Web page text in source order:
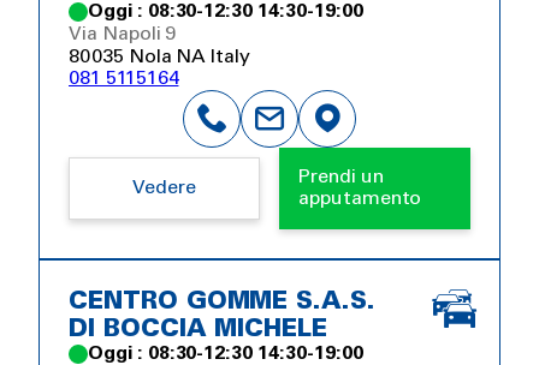
Oggi : 08:30-12:30 14:30-19:00
Via Napoli 9
80035 Nola NA Italy
081 5115164
Vedere
Prendi un
apputamento
CENTRO GOMME S.A.S.
DI BOCCIA MICHELE
Oggi : 08:30-12:30 14:30-19:00